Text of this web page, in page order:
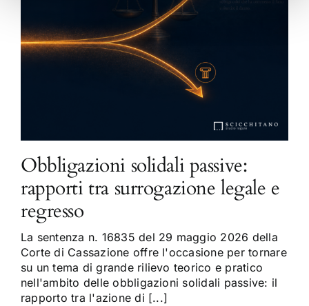
Obbligazioni solidali passive:
rapporti tra surrogazione legale e
regresso
La sentenza n. 16835 del 29 maggio 2026 della
Corte di Cassazione offre l'occasione per tornare
su un tema di grande rilievo teorico e pratico
nell'ambito delle obbligazioni solidali passive: il
rapporto tra l'azione di [...]